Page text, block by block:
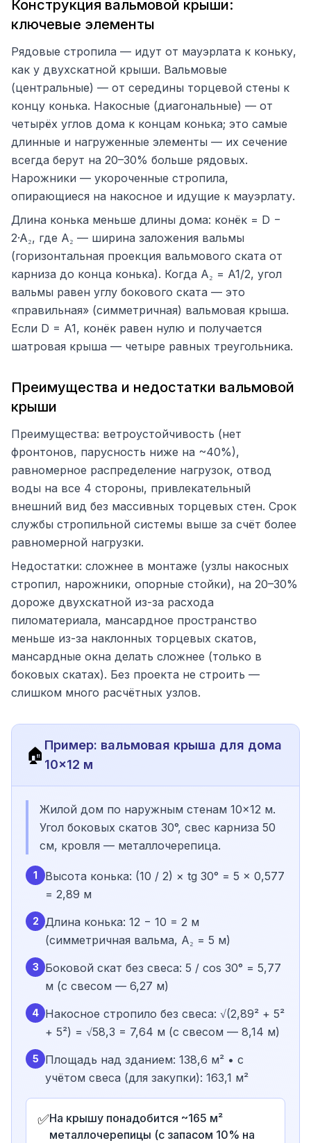
Конструкция вальмовой крыши:
ключевые элементы
Рядовые стропила — идут от мауэрлата к коньку,
как у двухскатной крыши. Вальмовые
(центральные) — от середины торцевой стены к
концу конька. Накосные (диагональные) — от
четырёх углов дома к концам конька; это самые
длинные и нагруженные элементы — их сечение
всегда берут на 20–30% больше рядовых.
Нарожники — укороченные стропила,
опирающиеся на накосное и идущие к мауэрлату.
Длина конька меньше длины дома: конёк = D −
2·A₂, где A₂ — ширина заложения вальмы
(горизонтальная проекция вальмового ската от
карниза до конца конька). Когда A₂ = A1/2, угол
вальмы равен углу бокового ската — это
«правильная» (симметричная) вальмовая крыша.
Если D = A1, конёк равен нулю и получается
шатровая крыша — четыре равных треугольника.
Преимущества и недостатки вальмовой
крыши
Преимущества: ветроустойчивость (нет
фронтонов, парусность ниже на ~40%),
равномерное распределение нагрузок, отвод
воды на все 4 стороны, привлекательный
внешний вид без массивных торцевых стен. Срок
службы стропильной системы выше за счёт более
равномерной нагрузки.
Недостатки: сложнее в монтаже (узлы накосных
стропил, нарожники, опорные стойки), на 20–30%
дороже двухскатной из-за расхода
пиломатериала, мансардное пространство
меньше из-за наклонных торцевых скатов,
мансардные окна делать сложнее (только в
боковых скатах). Без проекта не строить —
слишком много расчётных узлов.
🏠 Пример: вальмовая крыша для дома
10×12 м
Жилой дом по наружным стенам 10×12 м.
Угол боковых скатов 30°, свес карниза 50
см, кровля — металлочерепица.
1
Высота конька: (10 / 2) × tg 30° = 5 × 0,577
= 2,89 м
2 Длина конька: 12 − 10 = 2 м
(симметричная вальма, A₂ = 5 м)
3
Боковой скат без свеса: 5 / cos 30° = 5,77
м (с свесом — 6,27 м)
4 Накосное стропило без свеса: √(2,89² + 5²
+ 5²) = √58,3 = 7,64 м (с свесом — 8,14 м)
5
Площадь над зданием: 138,6 м² • с
учётом свеса (для закупки): 163,1 м²
✅На крышу понадобится ~165 м²
металлочерепицы (с запасом 10% на